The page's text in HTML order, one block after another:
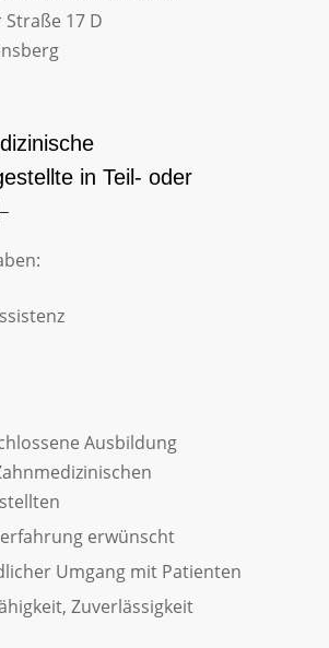
17 D
in Teil- oder
Ausbildung
erwünscht
Umgang mit Patienten
Zuverlässigkeit